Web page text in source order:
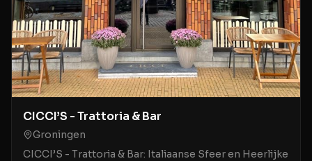
CICCI’S - Trattoria & Bar
Groningen
CICCI’S - Trattoria & Bar: Italiaanse Sfeer en Heerlijke